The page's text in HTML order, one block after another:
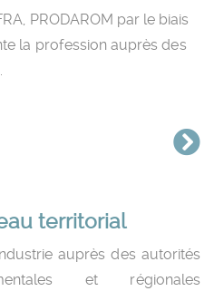
PRODAROM par le biais
la profession auprès des
territorial
auprès des autorités
et régionales